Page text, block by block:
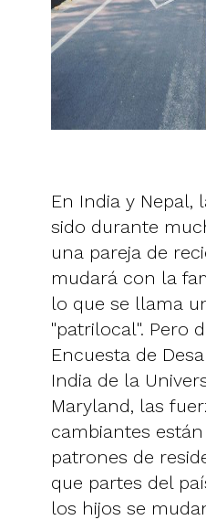
En India y Nepal,
sido durante
una pareja de
mudará con la
lo que se llama
"patrilocal". Pero
Encuesta de
India de la
Maryland, las
cambiantes
patrones de
que partes del
los hijos se